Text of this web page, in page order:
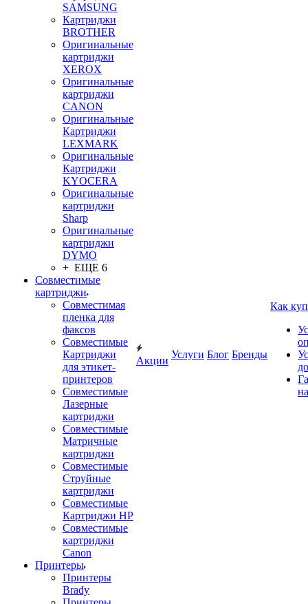
SAMSUNG
Картриджи
BROTHER
Оригинальные
картриджи
XEROX
Оригинальные
картриджи
CANON
Оригинальные
Картриджи
LEXMARK
Оригинальные
Картриджи
KYOCERA
Оригинальные
картриджи
Sharp
Оригинальные
картриджи
DYMO
+ ЕЩЕ 6
Совместимые
картриджи
Совместимая
пленка для
факсов
Совместимые
Картриджи
для этикет-
принтеров
Совместимые
Лазерные
картриджи
Совместимые
Матричные
картриджи
Совместимые
Струйные
картриджи
Совместимые
Картриджи HP
Совместимые
картриджи
Canon
Принтеры
Принтеры
Brady
Акции
Услуги Блог Бренды
Как